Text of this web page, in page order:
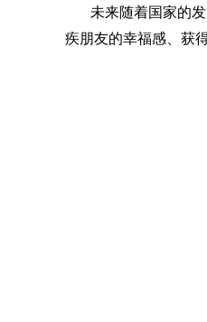
未来随着国家的
疾朋友的幸福感、获